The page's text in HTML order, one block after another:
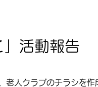
活動報告
人クラブのチラシを作